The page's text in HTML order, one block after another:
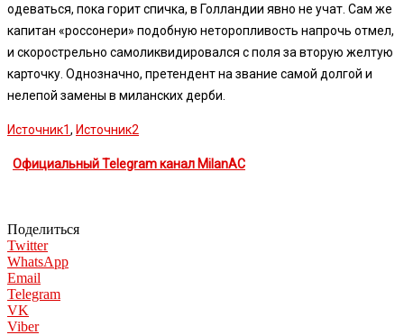
одеваться, пока горит спичка, в Голландии явно не учат. Сам же
капитан «россонери» подобную неторопливость напрочь отмел,
и скорострельно самоликвидировался с поля за вторую желтую
карточку. Однозначно, претендент на звание самой долгой и
нелепой замены в миланских дерби.
Источник1, Источник2
Официальный Telegram канал MilanAC
Поделиться
Twitter
WhatsApp
Email
Telegram
VK
Viber